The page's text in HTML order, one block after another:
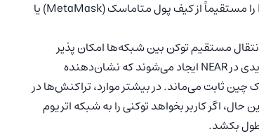
غیرمتمرکز است. برای پل زدن توکن‌ها، کاربران می‌توانند دارایی‌های ERC-20 را مستقیماً از کیف پول متاماسک (MetaMask) یا
انتقال مستقیم توکن بین شبکه‌ها امکان پذیر
نیست، توکن‌ها قفل شده و در اتریوم از گردش خارج می‌شوند. توکن‌های جدیدی در NEAR ایجاد می‌شوند که نشان‌دهنده
ثابت می‌ماند. در بیشتر موارد، تراکنش‌ها در
حال، اگر کاربر بخواهد توکنی را به شبکه اتریوم
بکشد.